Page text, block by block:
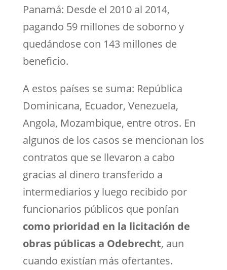
Panamá: Desde el 2010 al 2014,
pagando 59 millones de soborno y
quedándose con 143 millones de
beneficio.
A estos países se suma: República
Dominicana, Ecuador, Venezuela,
Angola, Mozambique, entre otros. En
algunos de los casos se mencionan los
contratos que se llevaron a cabo
gracias al dinero transferido a
intermediarios y luego recibido por
funcionarios públicos que ponían
como prioridad en la licitación de
obras públicas a Odebrecht, aun
cuando existían más ofertantes.